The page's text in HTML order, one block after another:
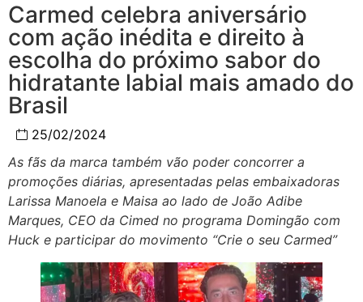
Carmed celebra aniversário
com ação inédita e direito à
escolha do próximo sabor do
hidratante labial mais amado do
Brasil
25/02/2024
As fãs da marca também vão poder concorrer a
promoções diárias, apresentadas pelas embaixadoras
Larissa Manoela e Maisa ao lado de João Adibe
Marques, CEO da Cimed no programa Domingão com
Huck e participar do movimento “Crie o seu Carmed”